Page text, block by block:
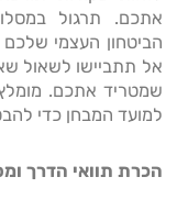
אתכם. תרגול
הביטחון העצמי שלכם
אל תתביישו לשאול
שמטריד אתכם.
למועד המבחן כדי
הכרת תוואי הדרך